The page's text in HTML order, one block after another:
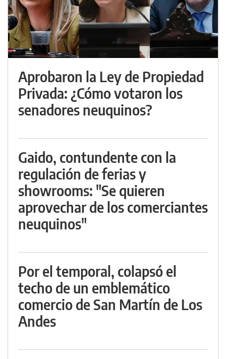
Aprobaron la Ley de Propiedad
Privada: ¿Cómo votaron los
senadores neuquinos?
Gaido, contundente con la
regulación de ferias y
showrooms: "Se quieren
aprovechar de los comerciantes
neuquinos"
Por el temporal, colapsó el
techo de un emblemático
comercio de San Martín de Los
Andes